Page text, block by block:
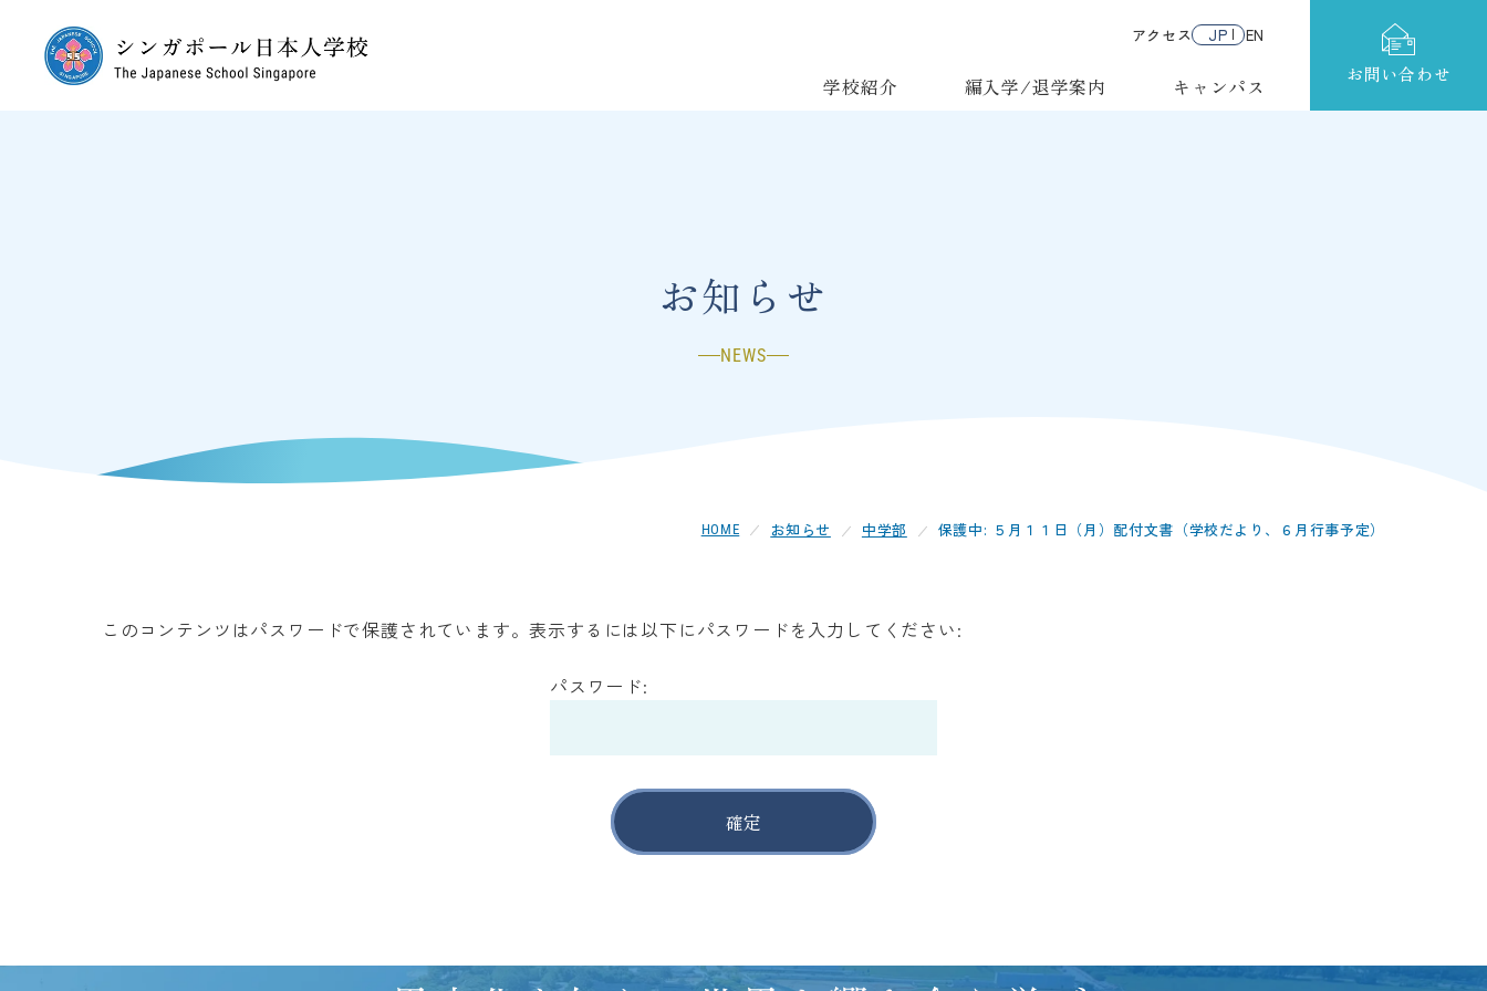
学校紹介 編入学/退学案内 キャンパス
アクセス JP EN
お知らせ
NEWS
HOME お知らせ 中学部 保護中: ５月１１日（月）配付文書（学校だより、６月行事予定）
このコンテンツはパスワードで保護されています。表示するには以下にパスワードを入力してください:
パスワード:
お問い合わせ